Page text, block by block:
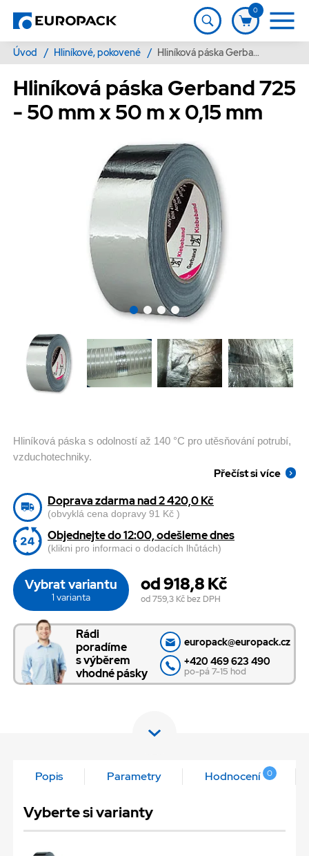
0
Úvod / Hliníkové, pokovené / Hliníková páska Gerband 725 - 50 mm x 50 m x 0,15 mm
Hliníková páska Gerband 725
- 50 mm x 50 m x 0,15 mm
Hliníková páska s odolností až 140 °C pro utěsňování potrubí,
vzduchotechniky.
Přečíst si více
Doprava zdarma nad 2 420,0 Kč
(obvyklá cena dopravy 91 Kč )
Objednejte do 12:00, odešleme dnes
(klikni pro informaci o dodacích lhůtách)
Vybrat variantu
1 varianta
od 918,8 Kč
od 759,3 Kčbez DPH
Rádi
poradíme
s výběrem
vhodné pásky
europack@europack.cz
+420 469 623 490
po-pá 7-15 hod
Popis Parametry Hodnocení 0
Vyberte si varianty